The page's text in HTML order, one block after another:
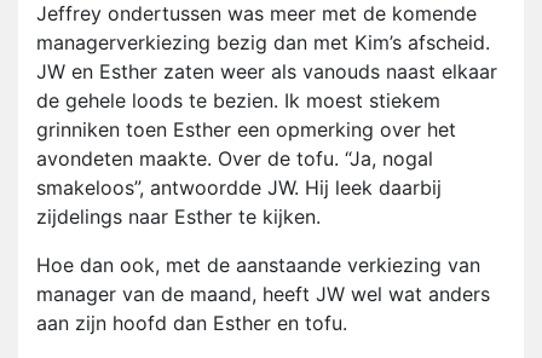
Jeffrey ondertussen was meer met de komende
managerverkiezing bezig dan met Kim’s afscheid.
JW en Esther zaten weer als vanouds naast elkaar
de gehele loods te bezien. Ik moest stiekem
grinniken toen Esther een opmerking over het
avondeten maakte. Over de tofu. “Ja, nogal
smakeloos”, antwoordde JW. Hij leek daarbij
zijdelings naar Esther te kijken.
Hoe dan ook, met de aanstaande verkiezing van
manager van de maand, heeft JW wel wat anders
aan zijn hoofd dan Esther en tofu.